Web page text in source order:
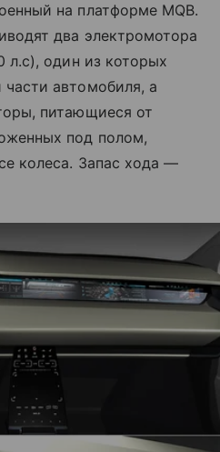
на платформе MQB.
два электромотора
л.с), один из которых
автомобиля, а
питающиеся от
под полом,
колеса. Запас хода —